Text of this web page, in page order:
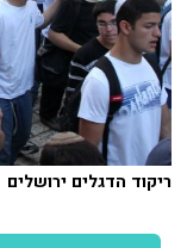
ריקוד הדגלים ירושלים